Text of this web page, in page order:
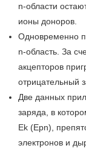
n-области
ионы доноров.
Одновременно
n-область. За
акцепторов
отрицательный
Две данных
заряда, в
Ek (Epn),
электронов и